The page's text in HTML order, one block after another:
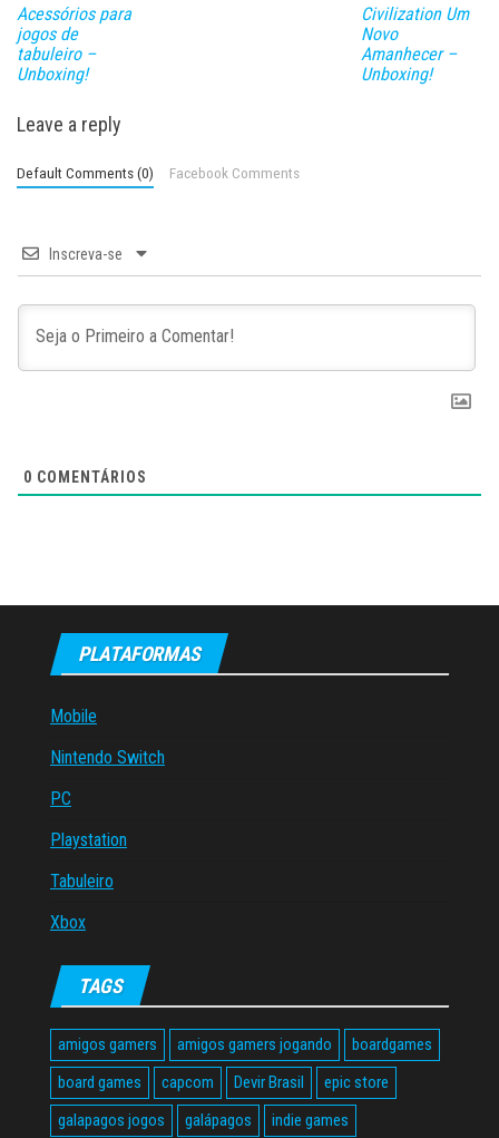
Acessórios para
jogos de
tabuleiro –
Unboxing!
Civilization Um
Novo
Amanhecer –
Unboxing!
Leave a reply
Default Comments (0) Facebook Comments
Inscreva-se
0 COMENTÁRIOS
PLATAFORMAS
Mobile
Nintendo Switch
PC
Playstation
Tabuleiro
Xbox
TAGS
amigos gamers amigos gamers jogando
boardgames
board games
capcom Devir Brasil
epic store
galapagos jogos
galápagos
indie games